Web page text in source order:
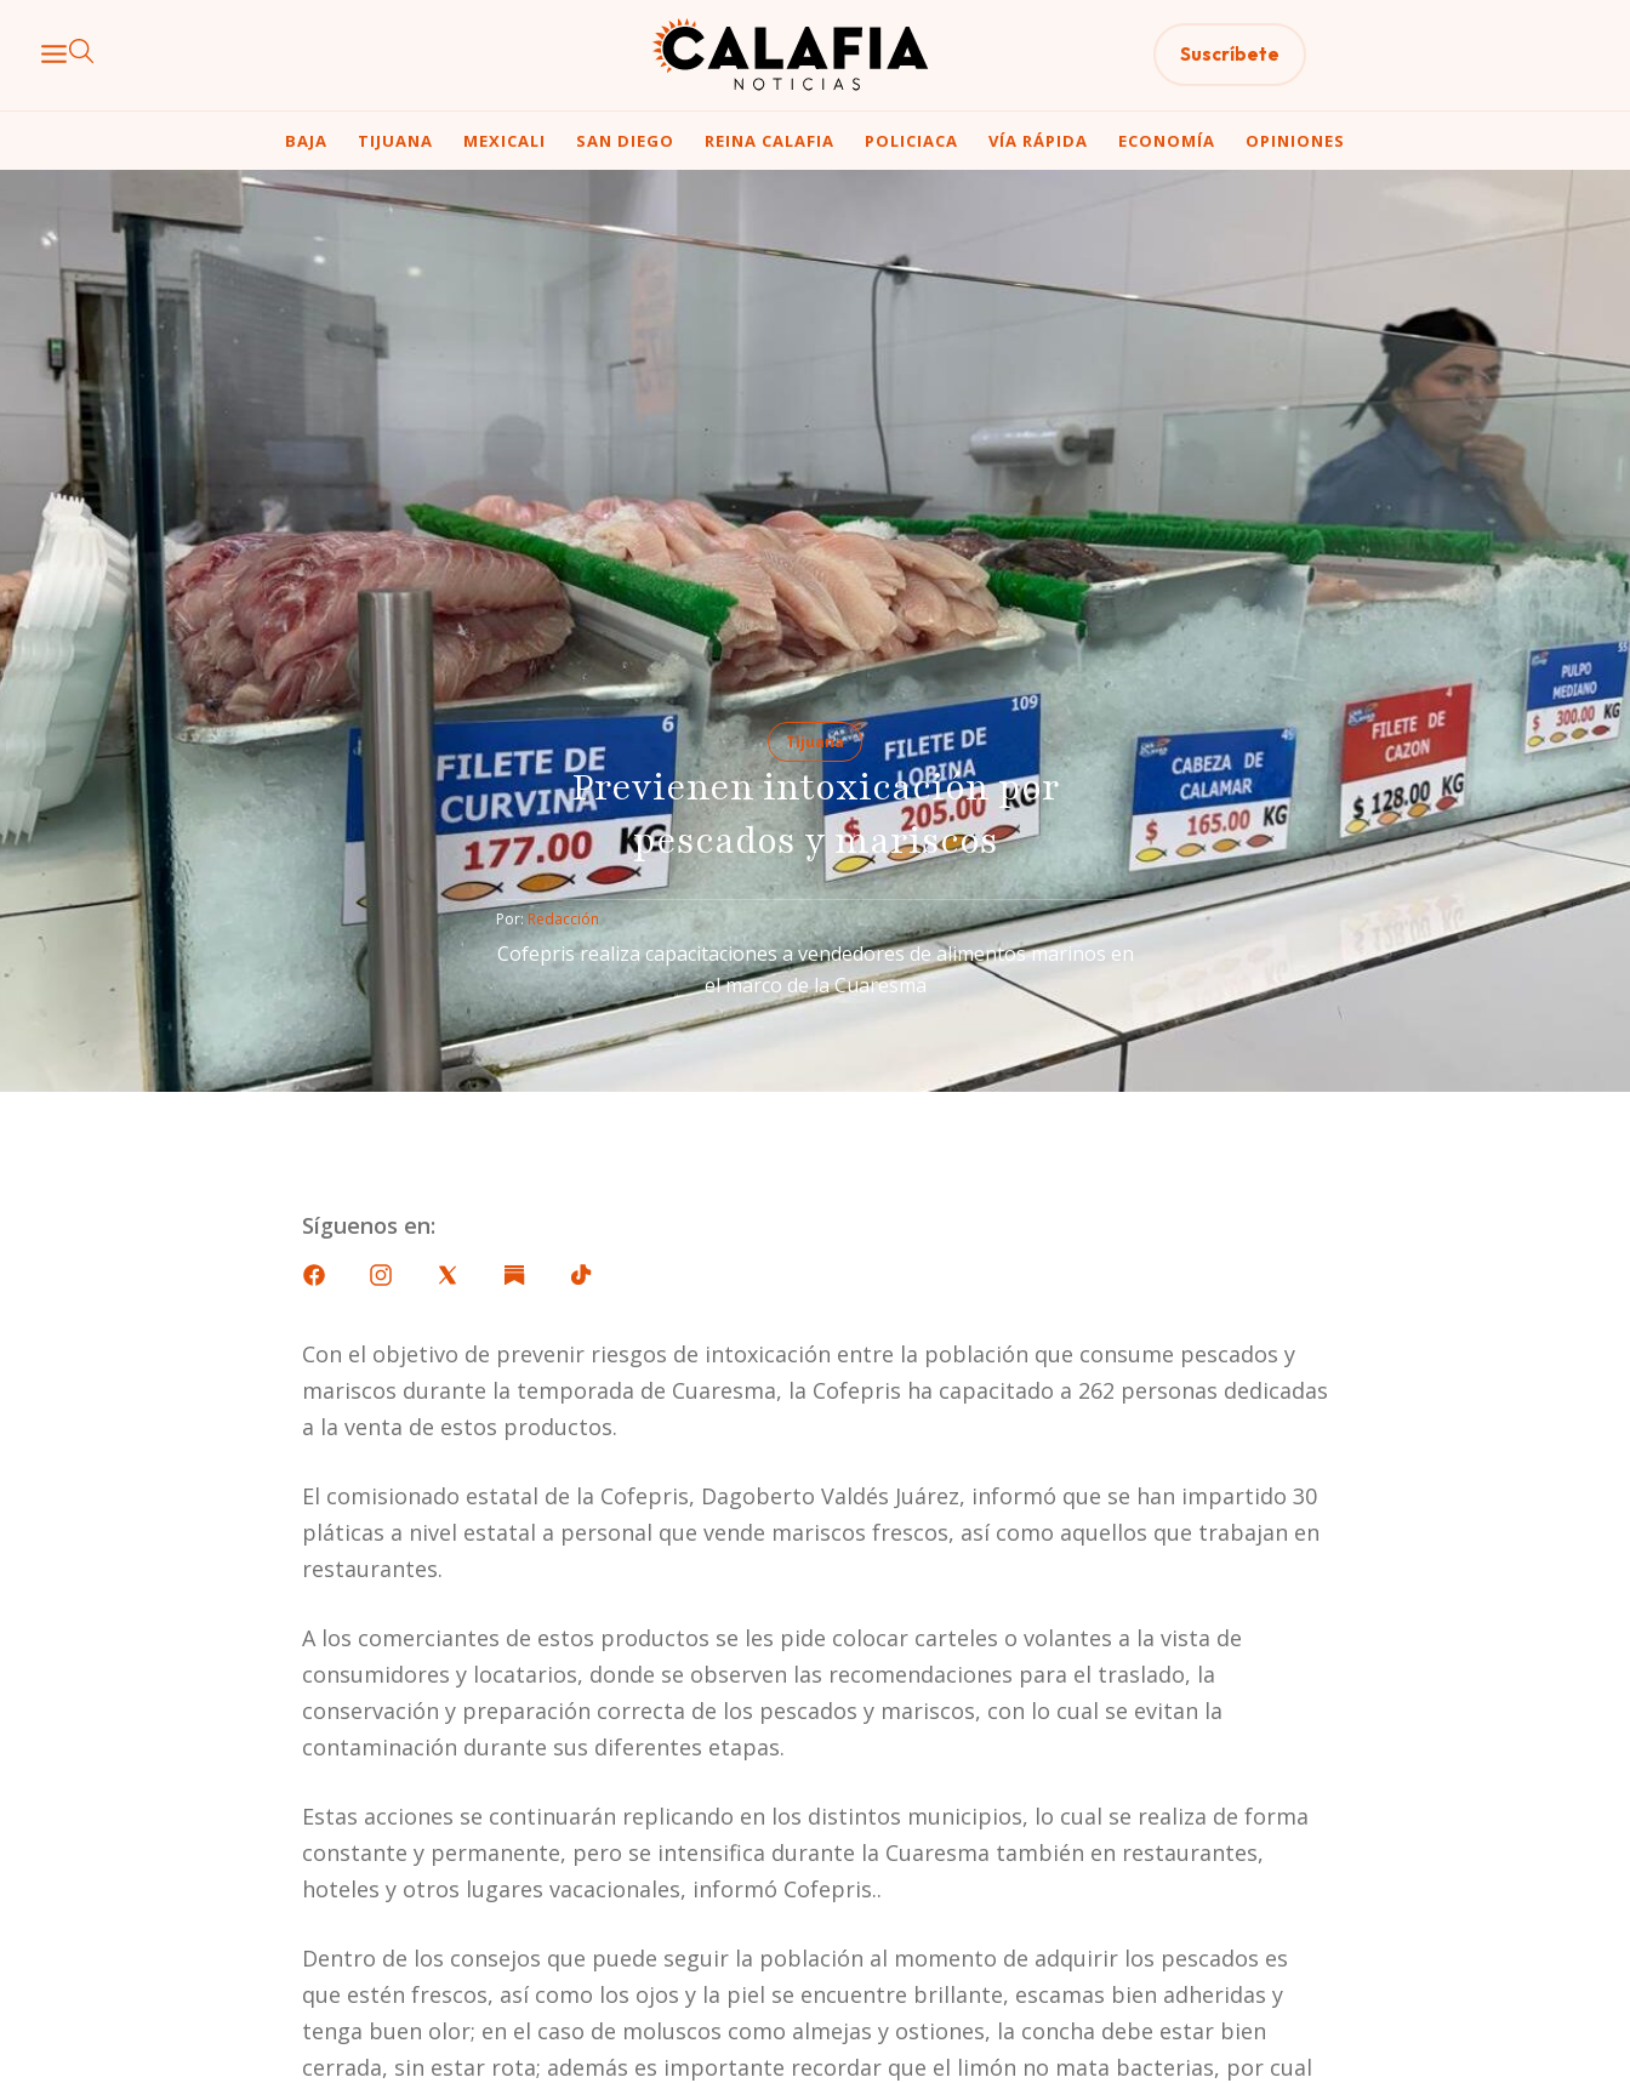
Suscríbete
BAJA TIJUANA MEXICALI SAN DIEGO REINA CALAFIA POLICIACA VÍA RÁPIDA ECONOMÍA OPINIONES
Tijuana
Previenen intoxicación por
pescados y mariscos
Por: Redacción
Cofepris realiza capacitaciones a vendedores de alimentos marinos en
el marco de la Cuaresma
Síguenos en:
Con el objetivo de prevenir riesgos de intoxicación entre la población que consume pescados y
mariscos durante la temporada de Cuaresma, la Cofepris ha capacitado a 262 personas dedicadas
a la venta de estos productos.
El comisionado estatal de la Cofepris, Dagoberto Valdés Juárez, informó que se han impartido 30
pláticas a nivel estatal a personal que vende mariscos frescos, así como aquellos que trabajan en
restaurantes.
A los comerciantes de estos productos se les pide colocar carteles o volantes a la vista de
consumidores y locatarios, donde se observen las recomendaciones para el traslado, la
conservación y preparación correcta de los pescados y mariscos, con lo cual se evitan la
contaminación durante sus diferentes etapas.
Estas acciones se continuarán replicando en los distintos municipios, lo cual se realiza de forma
constante y permanente, pero se intensifica durante la Cuaresma también en restaurantes,
hoteles y otros lugares vacacionales, informó Cofepris..
Dentro de los consejos que puede seguir la población al momento de adquirir los pescados es
que estén frescos, así como los ojos y la piel se encuentre brillante, escamas bien adheridas y
tenga buen olor; en el caso de moluscos como almejas y ostiones, la concha debe estar bien
cerrada, sin estar rota; además es importante recordar que el limón no mata bacterias, por cual